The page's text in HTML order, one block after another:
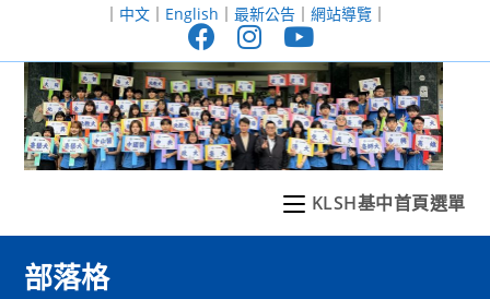
至
｜ 中文｜ English ｜ 最新公告｜ 網站導覽｜
KLSH基中首頁選單
部落格